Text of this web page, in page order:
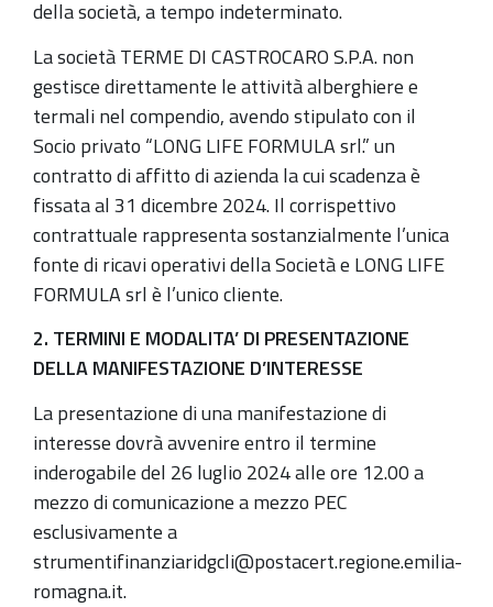
della società, a tempo indeterminato.
La società TERME DI CASTROCARO S.P.A. non
gestisce direttamente le attività alberghiere e
termali nel compendio, avendo stipulato con il
Socio privato “LONG LIFE FORMULA srl.” un
contratto di affitto di azienda la cui scadenza è
fissata al 31 dicembre 2024. Il corrispettivo
contrattuale rappresenta sostanzialmente l’unica
fonte di ricavi operativi della Società e LONG LIFE
FORMULA srl è l’unico cliente.
2. TERMINI E MODALITA’ DI PRESENTAZIONE
DELLA MANIFESTAZIONE D’INTERESSE
La presentazione di una manifestazione di
interesse dovrà avvenire entro il termine
inderogabile del 26 luglio 2024 alle ore 12.00 a
mezzo di comunicazione a mezzo PEC
esclusivamente a
strumentifinanziaridgcli@postacert.regione.emilia-
romagna.it.